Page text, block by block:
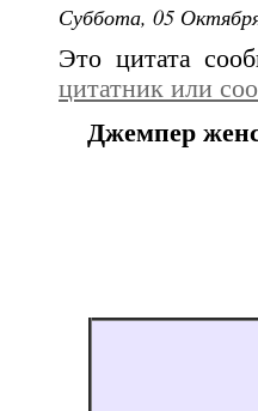
Суббота, 05
Это цитата
цитатник или
Джемпер